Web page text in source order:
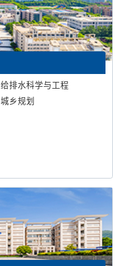
给排水科学与工程
城乡规划